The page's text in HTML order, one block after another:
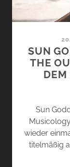
SUN
THE
DEM
Sun
wieder
titelmäßig